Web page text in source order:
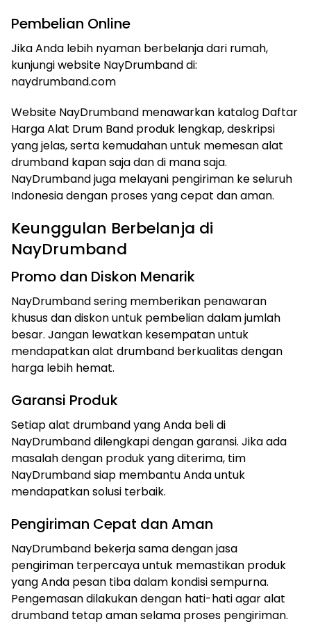
Pembelian Online
Jika Anda lebih nyaman berbelanja dari rumah,
kunjungi website NayDrumband di:
naydrumband.com
Website NayDrumband menawarkan katalog Daftar
Harga Alat Drum Band produk lengkap, deskripsi
yang jelas, serta kemudahan untuk memesan alat
drumband kapan saja dan di mana saja.
NayDrumband juga melayani pengiriman ke seluruh
Indonesia dengan proses yang cepat dan aman.
Keunggulan Berbelanja di
NayDrumband
Promo dan Diskon Menarik
NayDrumband sering memberikan penawaran
khusus dan diskon untuk pembelian dalam jumlah
besar. Jangan lewatkan kesempatan untuk
mendapatkan alat drumband berkualitas dengan
harga lebih hemat.
Garansi Produk
Setiap alat drumband yang Anda beli di
NayDrumband dilengkapi dengan garansi. Jika ada
masalah dengan produk yang diterima, tim
NayDrumband siap membantu Anda untuk
mendapatkan solusi terbaik.
Pengiriman Cepat dan Aman
NayDrumband bekerja sama dengan jasa
pengiriman terpercaya untuk memastikan produk
yang Anda pesan tiba dalam kondisi sempurna.
Pengemasan dilakukan dengan hati-hati agar alat
drumband tetap aman selama proses pengiriman.